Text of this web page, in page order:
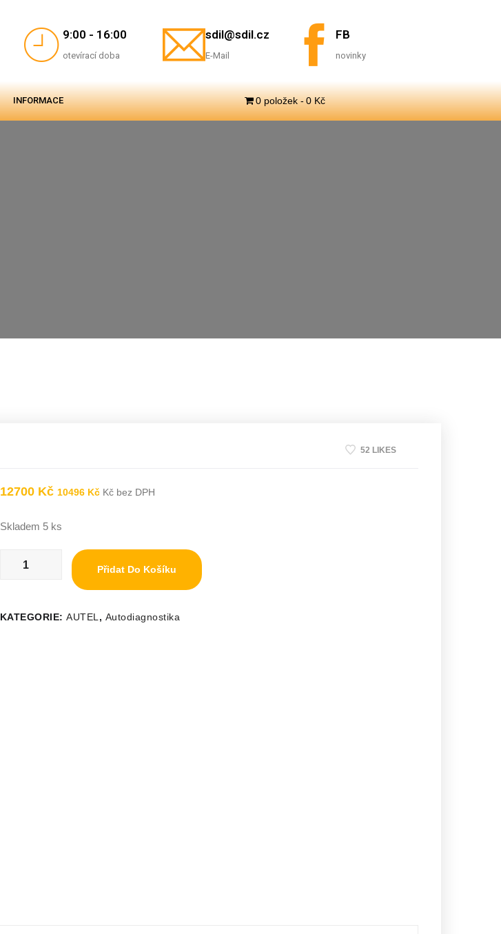
9:00 - 16:00
otevírací doba
sdil@sdil.cz
E-Mail
FB
novinky
INFORMACE 0 položek 0 Kč
52 LIKES
12700 Kč 10496 KčKč bez DPH
Skladem 5 ks
Přidat Do Košíku
KATEGORIE:AUTEL , Autodiagnostika